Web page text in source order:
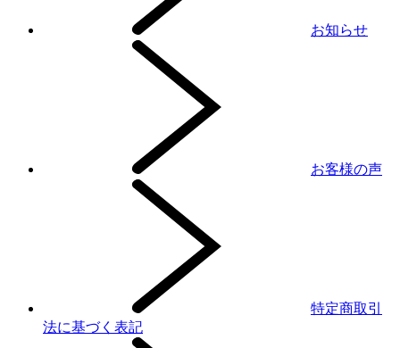
お知らせ
お客様の声
特定商取引
法に基づく表記